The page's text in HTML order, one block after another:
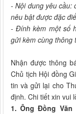
- Nội dung yêu cầu:
nêu bật được đặc
- Đính kèm một số
gửi kèm cùng thông
Nhận được thông
Chủ tịch Hội đồng
tin và gửi lại cho
định. Chi tiết xin vui
1. Ông Đồng Văn